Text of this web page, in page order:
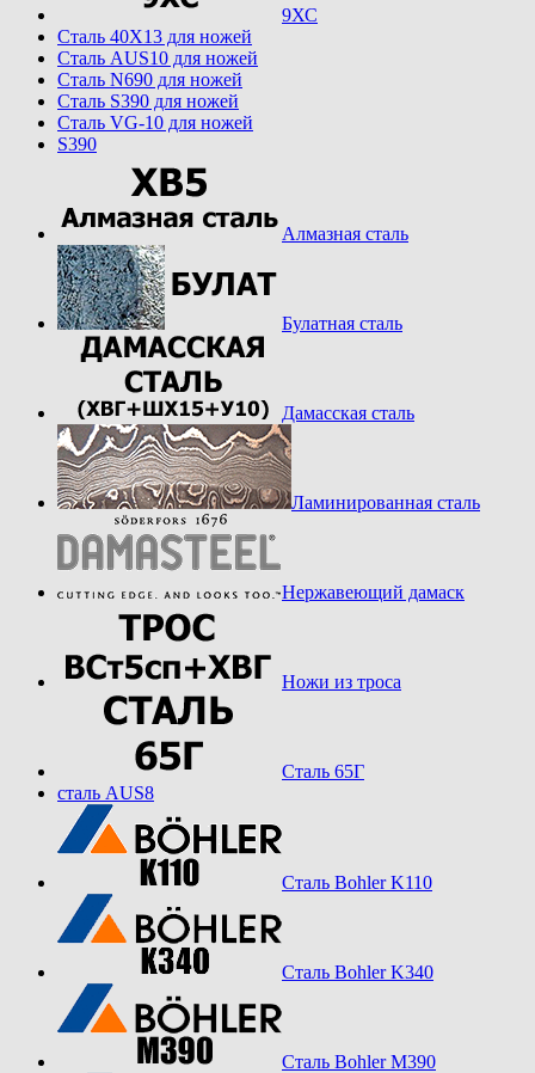
9ХС
Cталь 40Х13 для ножей
Cталь AUS10 для ножей
Cталь N690 для ножей
Cталь S390 для ножей
Cталь VG-10 для ножей
S390
Алмазная сталь
Булатная сталь
Дамасская сталь
Ламинированная сталь
Нержавеющий дамаск
Ножи из троса
Сталь 65Г
сталь AUS8
Сталь Bohler K110
Сталь Bohler K340
Сталь Bohler M390